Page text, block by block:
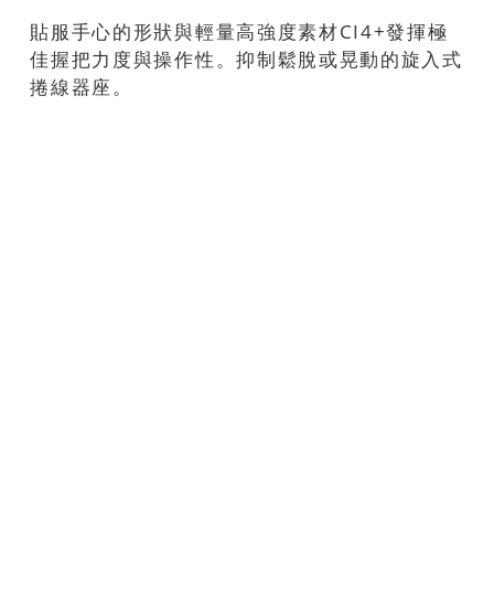
貼服手心的形狀與輕量高強度素材CI4+發揮極
佳握把力度與操作性。抑制鬆脫或晃動的旋入式
捲線器座。